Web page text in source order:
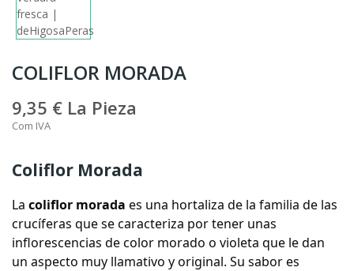
COLIFLOR MORADA
9,35 € La Pieza
Com IVA
Coliflor Morada
La coliflor morada es una hortaliza de la familia de las
crucíferas que se caracteriza por tener unas
inflorescencias de color morado o violeta que le dan
un aspecto muy llamativo y original. Su sabor es